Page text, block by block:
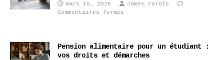
mars 16, 2026
James Carols
Commentaires fermés
Pension alimentaire pour un étudiant :
vos droits et démarches